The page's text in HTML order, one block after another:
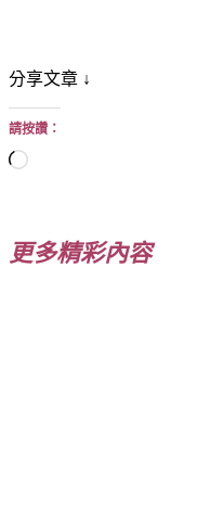
分享文章 ↓
請按讚：
正
入...
更多精彩內容